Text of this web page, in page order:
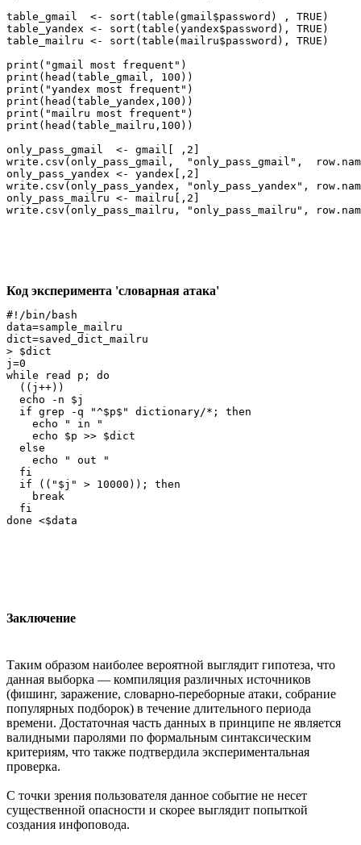
table_gmail  <- sort(table(gmail$password) , TRUE)
table_yandex <- sort(table(yandex$password), TRUE)
table_mailru <- sort(table(mailru$password), TRUE)
print("gmail most frequent")
print(head(table_gmail, 100))
print("yandex most frequent")
print(head(table_yandex,100))
print("mailru most frequent")
print(head(table_mailru,100))
only_pass_gmail  <- gmail[ ,2]
write.csv(only_pass_gmail,  "only_pass_gmail",
only_pass_yandex <- yandex[,2]
write.csv(only_pass_yandex, "only_pass_yandex",
only_pass_mailru <- mailru[,2]
Код эксперимента 'словарная атака'
#!/bin/bash
data=sample_mailru
dict=saved_dict_mailru
> $dict
j=0
while read p; do
  ((j++))
  echo -n $j
  if grep -q "^$p$" dictionary/*; then
    echo " in "
    echo $p >> $dict
  else
    echo " out "
  fi
  if (("$j" > 10000)); then
    break
  fi
Заключение
Таким образом наиболее вероятной выглядит гипотеза, что
данная выборка — компиляция различных источников
(фишинг, заражение, словарно-переборные атаки, собрание
популярных подборок) в течение длительного периода
времени. Достаточная часть данных в принципе не является
валидными паролями по формальным синтаксическим
критериям, что также подтвердила экспериментальная
проверка.
С точки зрения пользователя данное событие не несет
существенной опасности и скорее выглядит попыткой
создания инфоповода.